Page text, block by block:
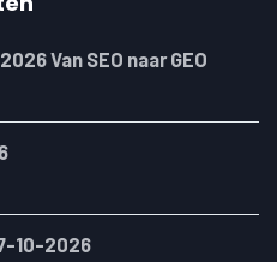
Van SEO naar GEO
10-2026